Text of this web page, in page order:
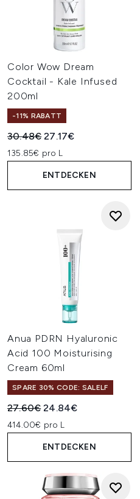
Color Wow Dream
Cocktail - Kale Infused
200ml
-11% RABATT
Unverbindliche
30.48€Aktueller Preis:
27.17€
135.85€ pro L
ENTDECKEN
Anua PDRN Hyaluronic
Acid 100 Moisturising
Cream 60ml
SPARE 30% CODE: SALELF
Unverbindliche
27.60€Aktueller Preis:
24.84€
414.00€ pro L
ENTDECKEN